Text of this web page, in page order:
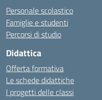
Personale scolastico
Famiglie e studenti
Percorsi di studio
Didattica
Offerta formativa
Le schede didattiche
I progetti delle classi